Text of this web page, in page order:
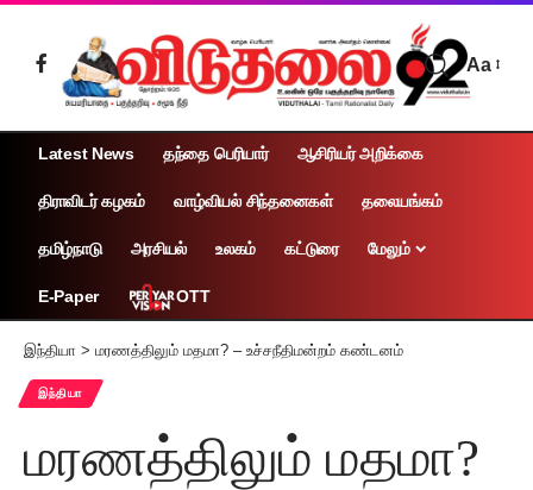
Aa
Latest News தந்தை பெரியார் ஆசிரியர் அறிக்கை
திராவிடர் கழகம் வாழ்வியல் சிந்தனைகள் தலையங்கம்
தமிழ்நாடு அரசியல் உலகம் கட்டுரை மேலும்
E-Paper OTT
இந்தியா > மரணத்திலும் மதமா? – உச்சநீதிமன்றம் கண்டனம்
இந்தியா
மரணத்திலும் மதமா?